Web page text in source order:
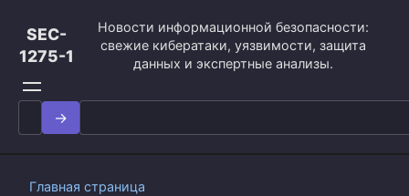
контенту
SEC-
1275-1
Новости информационной безопасности:
свежие кибератаки, уязвимости, защита
данных и экспертные анализы.
Search
for:
Главная страница